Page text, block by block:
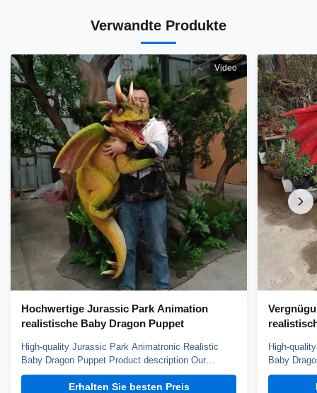
Verwandte Produkte
Video
Hochwertige Jurassic Park Animation
realistische Baby Dragon Puppet
High-quality Jurassic Park Animatronic Realistic
Baby Dragon Puppet Product description Our
dinosaur puppet weights about 3kg, it can blink,
open mouth and roar, control by hand. You can
Erhalten Sie besten Preis
High-
Baby
dinosaur